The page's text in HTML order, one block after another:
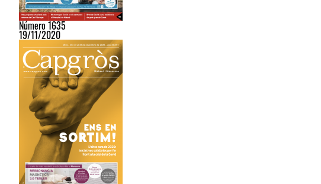
Número 1635
19/11/2020